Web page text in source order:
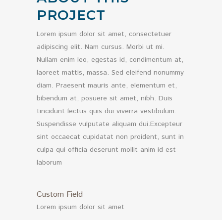
PROJECT
Lorem ipsum dolor sit amet, consectetuer
adipiscing elit. Nam cursus. Morbi ut mi.
Nullam enim leo, egestas id, condimentum at,
laoreet mattis, massa. Sed eleifend nonummy
diam. Praesent mauris ante, elementum et,
bibendum at, posuere sit amet, nibh. Duis
tincidunt lectus quis dui viverra vestibulum.
Suspendisse vulputate aliquam dui.Excepteur
sint occaecat cupidatat non proident, sunt in
culpa qui officia deserunt mollit anim id est
laborum
Custom Field
Lorem ipsum dolor sit amet